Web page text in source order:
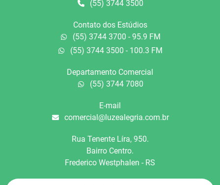
(55) 3744 3500
Contato dos Estúdios
(55) 3744 3700 - 95.9 FM
(55) 3744 3500 - 100.3 FM
Departamento Comercial
(55) 3744 7080
E-mail
comercial@luzealegria.com.br
Rua Tenente Líra, 950.
Bairro Centro.
Frederico Westphalen - RS